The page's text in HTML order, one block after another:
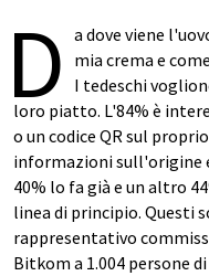
D a dove viene
mia crema e
I tedeschi
loro piatto. L'84% è
o un codice QR sul
informazioni sull'origine
40% lo fa già e un altro
linea di principio. Questi
rappresentativo
Bitkom a 1.004 persone